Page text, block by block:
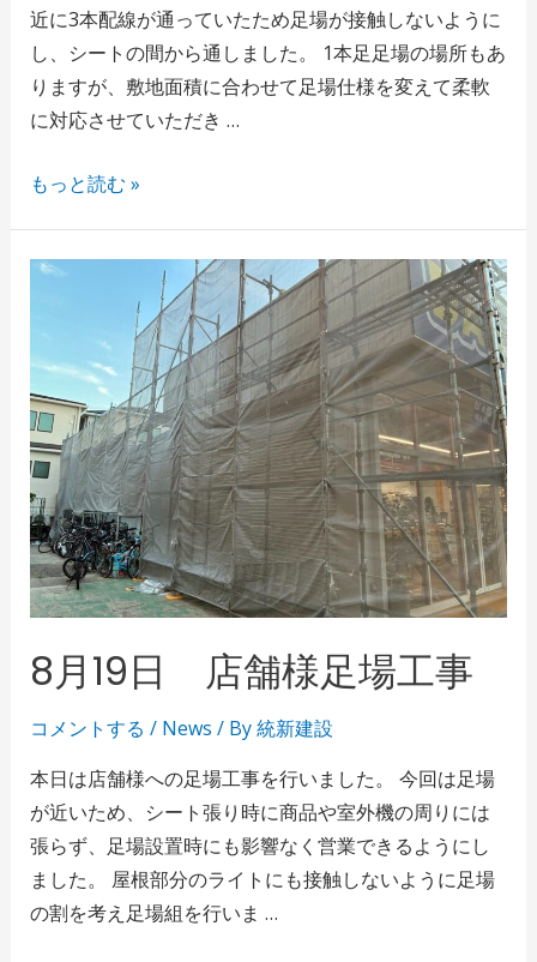
近に3本配線が通っていたため足場が接触しないように
し、シートの間から通しました。 1本足足場の場所もあ
りますが、敷地面積に合わせて足場仕様を変えて柔軟
に対応させていただき …
もっと読む »
8月19日 店舗様足場工事
コメントする / News / By統新建設
本日は店舗様への足場工事を行いました。 今回は足場
が近いため、シート張り時に商品や室外機の周りには
張らず、足場設置時にも影響なく営業できるようにし
ました。 屋根部分のライトにも接触しないように足場
の割を考え足場組を行いま …